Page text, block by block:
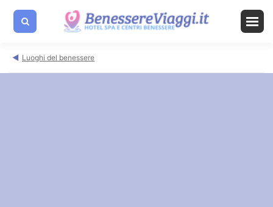
Luoghi del benessere